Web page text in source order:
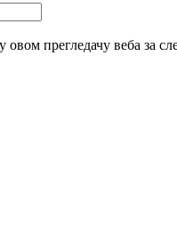
овом прегледачу веба за